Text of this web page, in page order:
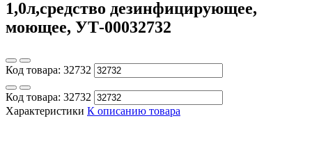
1,0л,средство дезинфицирующее,
моющее, УТ-00032732
Код товара: 32732
Код товара: 32732
Характеристики К описанию товара